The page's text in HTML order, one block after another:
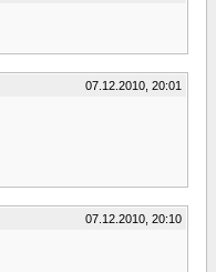
07.12.2010, 20:01
07.12.2010, 20:10